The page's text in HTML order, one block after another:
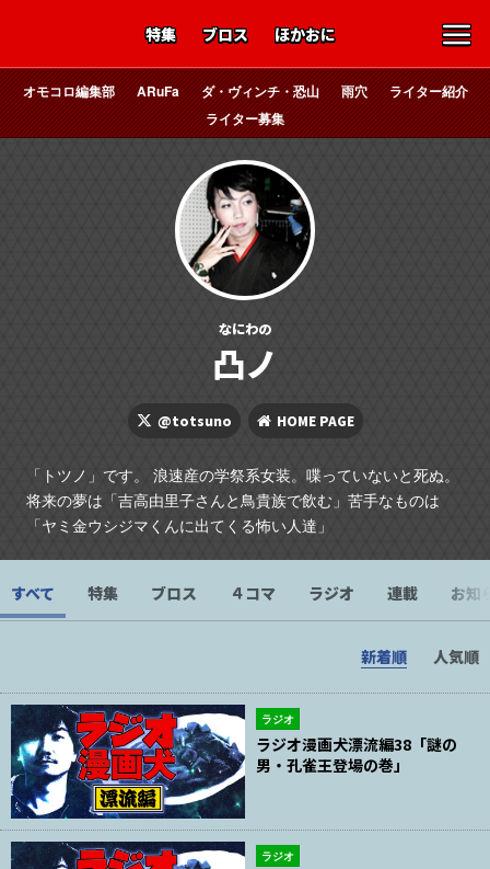
特集 ブロス ほかおに
オモコロ編集部 ARuFa ダ・ヴィンチ・恐山 雨穴
ライター紹介
ライター募集
なにわの
凸ノ
@totsuno HOME PAGE
「トツノ」です。 浪速産の学祭系女装。喋っていないと死ぬ。
将来の夢は「吉高由里子さんと鳥貴族で飲む」苦手なものは
「ヤミ金ウシジマくんに出てくる怖い人達」
すべて 特集 ブロス ４コマ ラジオ 連載 お知
新着順 人気順
ラジオ
ラジオ漫画犬漂流編38「謎の
男・孔雀王登場の巻」
ラジオ